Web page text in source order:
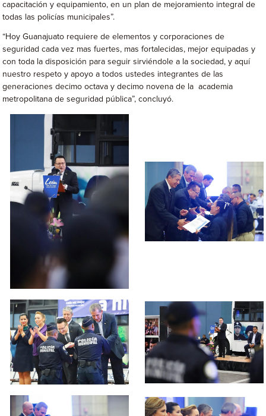
capacitación y equipamiento, en un plan de mejoramiento integral de
todas las policías municipales”.
“Hoy Guanajuato requiere de elementos y corporaciones de
seguridad cada vez mas fuertes, mas fortalecidas, mejor equipadas y
con toda la disposición para seguir sirviéndole a la sociedad, y aquí
nuestro respeto y apoyo a todos ustedes integrantes de las
generaciones decimo octava y decimo novena de la academia
metropolitana de seguridad pública”, concluyó.